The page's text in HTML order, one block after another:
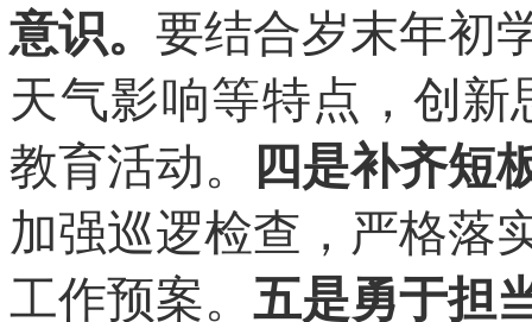
意识。 要结合岁末年初
天气影响等特点， 创新
教育活动。
四是补齐短
加强巡逻检查，严格落
工作预案。 五是勇于担